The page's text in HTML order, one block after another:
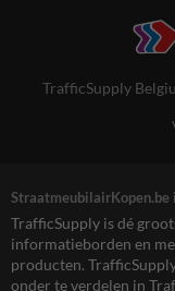
TrafficSupply
StraatmeubilairKopen.be
TrafficSupply is dé
informatieborden en
producten.
onder te verdelen in